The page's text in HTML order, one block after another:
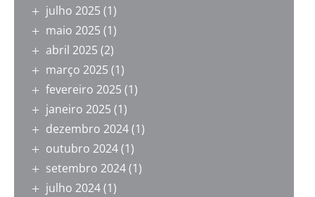
julho 2025 (1)
maio 2025 (1)
abril 2025 (2)
março 2025 (1)
fevereiro 2025 (1)
janeiro 2025 (1)
dezembro 2024(1)
outubro 2024(1)
setembro 2024(1)
julho 2024(1)